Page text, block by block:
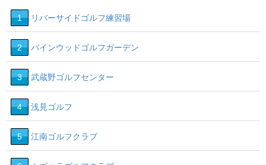
1 リバーサイドゴルフ練習場
2 パインウッドゴルフガーデン
3 武蔵野ゴルフセンター
4 浅見ゴルフ
5 江南ゴルフクラブ